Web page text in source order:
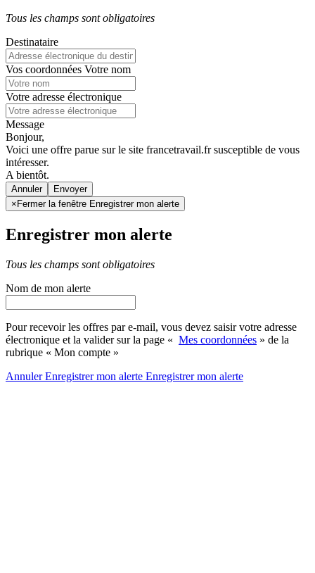
Tous les champs sont obligatoires
Destinataire
Vos coordonnées Votre nom
Votre adresse électronique
Message
Bonjour,
Voici une offre parue sur le site francetravail.fr susceptible de vous
intéresser.
A bientôt.
Annuler
× Fermer la fenêtre Enregistrer mon alerte
Enregistrer mon alerte
Tous les champs sont obligatoires
Nom de mon alerte
Pour recevoir les offres par e-mail, vous devez saisir votre adresse
électronique et la valider sur la page « Mes coordonnées » de la
rubrique « Mon compte »
AnnulerEnregistrer mon alerte Enregistrermon alerte